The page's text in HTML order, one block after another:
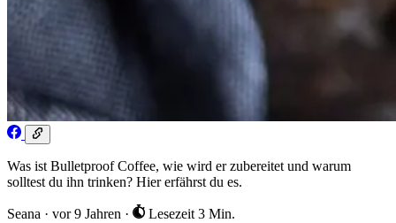
Was ist Bulletproof Coffee, wie wird er zubereitet und warum
solltest du ihn trinken? Hier erfährst du es.
Seana · vor 9 Jahren · Lesezeit 3 Min.